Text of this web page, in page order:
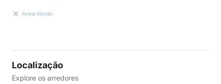
Área Verde
Localização
Explore os arredores